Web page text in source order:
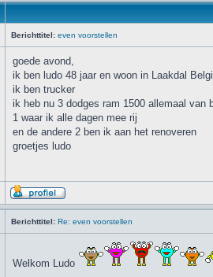
Berichttitel: even voorstellen
goede avond,
ik ben ludo 48 jaar en woon in Laakdal
ik ben trucker
ik heb nu 3 dodges ram 1500 allemaal van
1 waar ik alle dagen mee rij
en de andere 2 ben ik aan het renoveren
groetjes ludo
Berichttitel: Re: even voorstellen
Welkom Ludo